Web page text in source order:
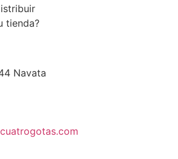
tienda?
Navata